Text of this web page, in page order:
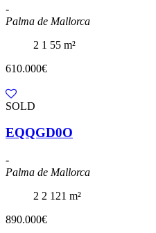
-
Palma de Mallorca
2 1 55 m²
610.000€
SOLD
EQQGD0O
-
Palma de Mallorca
2 2 121 m²
890.000€